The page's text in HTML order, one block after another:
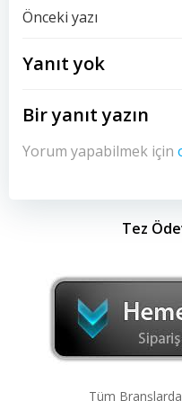
Yazı
dolaşımı
Önceki yazı
Yanıt yok
Bir yanıt yazın
Yorum yapabilmek için
Tez
Tüm